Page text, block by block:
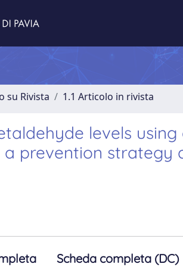
su Rivista 1.1 Articolo in rivista
levels
a prevention
Scheda completa (DC)